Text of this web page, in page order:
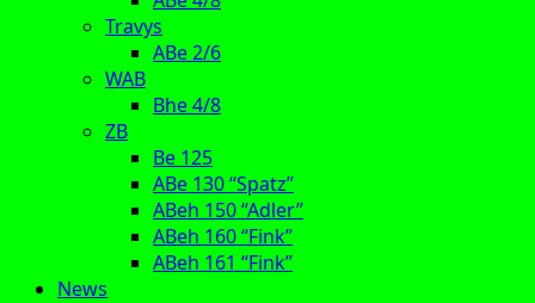
Travys
ABe 2/6
WAB
Bhe 4/8
ZB
Be 125
ABe 130 “Spatz”
ABeh 150 “Adler”
ABeh 160 “Fink”
ABeh 161 “Fink”
News